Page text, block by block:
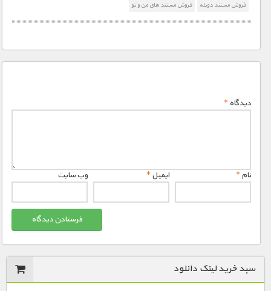
فروش مستند دوبله
فروش مستند های من و تو
دیدگاه*
نام* ایمیل* وب‌ سایت
سبد خرید لینک دانلود